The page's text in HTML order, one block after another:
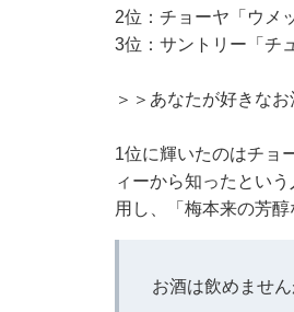
2位：チョーヤ「ウメ
3位：サントリー「チ
＞＞あなたが好きな
1位に輝いたのはチョ
ィーから知ったとい
用し、「梅本来の芳
お酒は飲めませ